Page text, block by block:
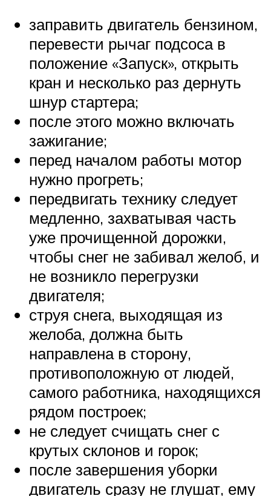
заправить двигатель бензином,
перевести рычаг подсоса в
положение «Запуск», открыть
кран и несколько раз дернуть
шнур стартера;
после этого можно включать
зажигание;
перед началом работы мотор
нужно прогреть;
передвигать технику следует
медленно, захватывая часть
уже прочищенной дорожки,
чтобы снег не забивал желоб, и
не возникло перегрузки
двигателя;
струя снега, выходящая из
желоба, должна быть
направлена в сторону,
противоположную от людей,
самого работника, находящихся
рядом построек;
не следует счищать снег с
крутых склонов и горок;
после завершения уборки
двигатель сразу не глушат, ему